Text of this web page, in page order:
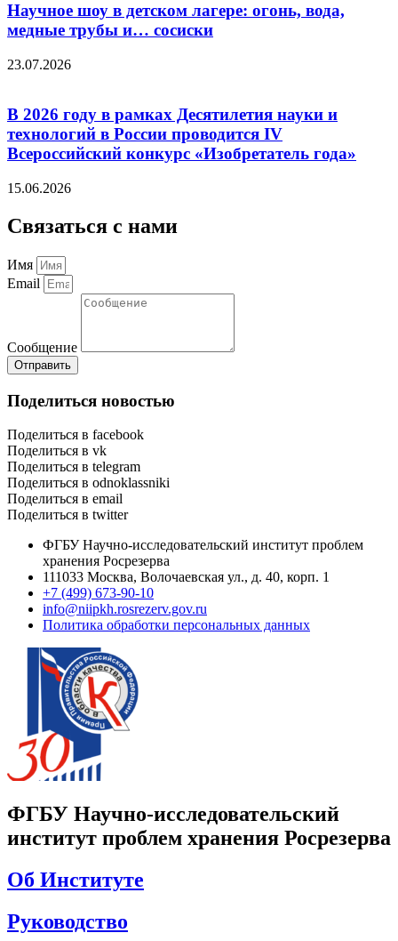
Научное шоу в детском лагере: огонь, вода,
медные трубы и… сосиски
23.07.2026
В 2026 году в рамках Десятилетия науки и
технологий в России проводится IV
Всероссийский конкурс «Изобретатель года»
15.06.2026
Связаться с нами
Имя
Email
Сообщение
Отправить
Поделиться новостью
Поделиться в facebook
Поделиться в vk
Поделиться в telegram
Поделиться в odnoklassniki
Поделиться в email
Поделиться в twitter
ФГБУ Научно-исследовательский институт проблем
хранения Росрезерва​
111033 Москва, Волочаевская ул., д. 40, корп. 1
+7 (499) 673-90-10
info@niipkh.rosrezerv.gov.ru
Политика обработки персональных данных
ФГБУ Научно-исследовательский
институт проблем хранения Росрезерва
Об Институте
Руководство